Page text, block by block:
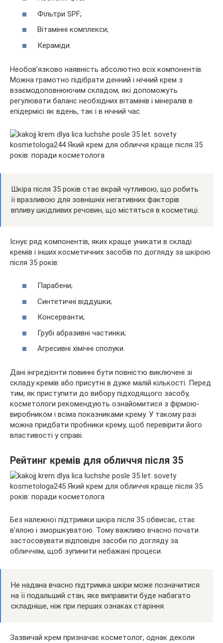
Фільтри SPF;
Вітамінні комплекси;
Кераміди.
Необов’язково наявність абсолютно всіх компонентів.
Можна грамотно підібрати денний і нічний крем з
взаємодоповнюючим складом, які допоможуть
регулювати баланс необхідних вітамінів і мінералів в
епідермісі як вдень, так і в нічний час.
Шкіра після 35 років стає вкрай чутливою, що робить
її вразливою для зовнішніх негативних факторів
впливу шкідливих речовин, що містяться в косметиці.
Існує ряд компонентів, яких краще уникати в складі
кремів і інших косметичних засобів по догляду за шкірою
після 35 років:
Парабени;
Синтетичні віддушки;
Консерванти;
Грубі абразивні частинки;
Агресивні хімічні сполуки.
Дані інгредієнти повинні бути повністю виключені зі
складу кремів або присутні в дуже малій кількості. Перед
тим, як приступити до вибору підходящого засобу,
косметологи рекомендують ознайомитися з фірмою-
виробником і всіма показниками крему. У такому разі
можна придбати пробники крему, щоб перевірити його
властивості у справі.
Рейтинг кремів для обличчя після 35
Без належної підтримки шкіра після 35 обвисає, стає
в’ялою і зморшкуватою. Тому важливо вчасно почати
застосовувати відповідні засоби по догляду за
обличчям, щоб зупинити небажані процеси.
Не надана вчасно підтримка шкіри може позначитися
на її подальший стан, яке виправити буде набагато
складніше, ніж при перших ознаках старіння.
Зазвичай крем призначає косметолог, однак деколи